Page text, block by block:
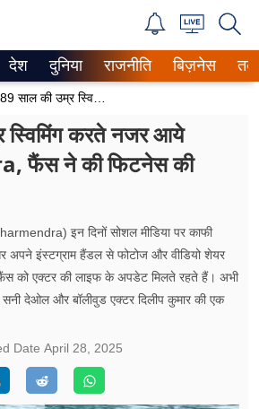
News
देश दुनिया राजनीति बिज़नेस
स्विमिंग करते नजर आये
फैंस ने की फिटनेस की
इन दिनों सोशल मीडिया पर काफी
अपने इंस्टग्राम हैंडल से फोटोज और वीडियो शेयर
को एक्टर की लाइफ के अपडेट मिलते रहते हैं। अभी
सनी देओल और बॉलीवुड एक्टर दिलीप कुमार की एक
Date April 28, 2025